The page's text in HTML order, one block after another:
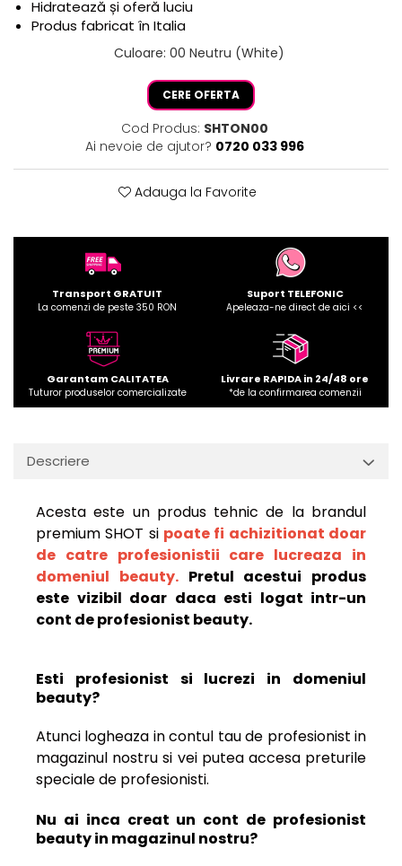
Hidratează și oferă luciu
Produs fabricat în Italia
Culoare: 00 Neutru (White)
CERE OFERTA
Cod Produs: SHTON00
Ai nevoie de ajutor? 0720 033 996
Adauga la Favorite
Transport GRATUIT
La comenzi de peste 350 RON
Suport TELEFONIC
Apeleaza-ne direct de aici <<
Garantam CALITATEA
Tuturor produselor comercializate
Livrare RAPIDA in 24/48 ore
*de la confirmarea comenzii
Descriere
Acesta este un produs tehnic de la brandul
premium SHOT si poate fi achizitionat doar
de catre profesionistii care lucreaza in
domeniul beauty. Pretul acestui produs
este vizibil doar daca esti logat intr-un
cont de profesionist beauty.
Esti profesionist si lucrezi in domeniul
beauty?
Atunci logheaza in contul tau de profesionist in
magazinul nostru si vei putea accesa preturile
speciale de profesionisti.
Nu ai inca creat un cont de profesionist
beauty in magazinul nostru?